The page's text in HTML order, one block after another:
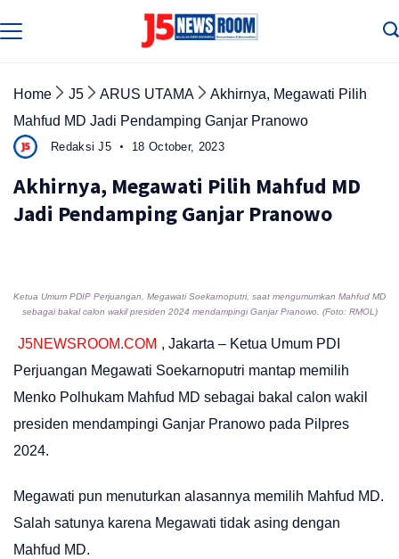
to
Home J5 ARUS UTAMA
Akhirnya, Megawati Pilih
Mahfud MD Jadi Pendamping Ganjar Pranowo
Redaksi J5 18 October, 2023
Akhirnya, Megawati Pilih Mahfud MD
Jadi Pendamping Ganjar Pranowo
Ketua Umum PDIP Perjuangan, Megawati Soekarnoputri, saat mengumumkan Mahfud MD
sebagai bakal calon wakil presiden 2024 mendampingi Ganjar Pranowo. (Foto: RMOL)
J5NEWSROOM.COM , Jakarta – Ketua Umum PDI
Perjuangan Megawati Soekarnoputri mantap memilih
Menko Polhukam Mahfud MD sebagai bakal calon wakil
presiden mendampingi Ganjar Pranowo pada Pilpres
2024.
Megawati pun menuturkan alasannya memilih Mahfud MD.
Salah satunya karena Megawati tidak asing dengan
Mahfud MD.